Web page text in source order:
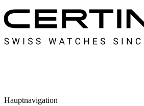
Hauptnavigation